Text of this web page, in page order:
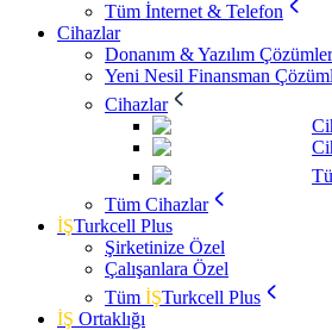
Tüm İnternet & Telefon
Cihazlar
Donanım & Yazılım
Yeni Nesil Finansman
Cihazlar
Tüm Cihazlar
İŞTurkcell Plus
Şirketinize Özel
Çalışanlara Özel
Tüm İŞTurkcell Plus
İŞ Ortaklığı